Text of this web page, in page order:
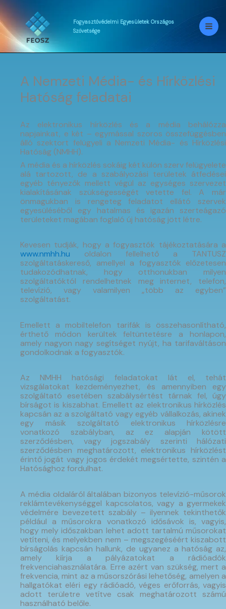
Skip
to
content
Fogyasztóvédelmi Egyesületek Országos
Szövetsége
A Nemzeti Média- és Hírközlési
Hatóság feladatai
Az elektronikus hírközlés és a média behálózza
napjainkat, e két – egymással szoros összefüggésben
álló szektort felügyeli a Nemzeti Média- és Hírközlési
Hatóság (NMHH).
A média és a hírközlés sokáig két külön szerv felügyelete
alá tartozott, de a szabályozási területek átfedései
egyéb tényezők mellett végül az egységes szervezet
kialakításának szükségességét vetette fel. A már
önmagukban is rengeteg feladatot ellátó szervek
egyesüléséből egy hatalmas és igazán szerteágazó
területeket magában foglaló új hatóság jött létre.
Kevesen tudják, hogy a fogyasztók tájékoztatására a
www.nmhh.hu oldalon fellelhető a TANTUSZ
szolgáltatáskereső, amellyel a fogyasztók előzetesen
tudakozódhatnak, hogy otthonukban milyen
szolgáltatóktól rendelhetnek meg internet, telefon,
televízió, vagy valamilyen „több az egyben”
szolgáltatást.
Emellett a mobiltelefon tarifák is összehasonlítható,
érthető módon kerültek feltüntetésre a honlapon,
amely nagyon nagy segítséget nyújt, ha tarifaváltáson
gondolkodnak a fogyasztók.
Az NMHH hatósági feladatokat lát el, tehát
vizsgálatokat kezdeményezhet, és amennyiben egy
szolgáltató esetében szabálysértést tárnak fel, úgy
bírságot is kiszabhat. Emellett az elektronikus hírközlés
kapcsán az a szolgáltató vagy egyéb vállalkozás, akinek
egy másik szolgáltató elektronikus hírközlésre
vonatkozó szabályban, az ez alapján kötött
szerződésben, vagy jogszabály szerinti hálózati
szerződésben meghatározott, elektronikus hírközlést
érintő jogát vagy jogos érdekét megsértette, szintén a
Hatósághoz fordulhat.
A média oldaláról általában bizonyos televízió-műsorok
reklámtevékenységgel kapcsolatos, vagy a gyermekek
védelmére bevezetett szabály – ilyennek tekinthetők
például a műsorokra vonatkozó idősávok is, vagyis,
hogy mely időszakban lehet adott tartalmú műsorokat
vetíteni, és melyekben nem – megszegéséért kiszabott
bírságolás kapcsán hallunk, de ugyanez a hatóság az,
amely kiírja a pályázatokat a rádióadók
frekvenciahasználatára. Erre azért van szükség, mert a
frekvencia, mint az a műsorszórási lehetőség, amelyen a
hallgatókat eléri egy rádióadó, véges erőforrás, vagyis
adott területre vetítve csak meghatározott számú
használható belőle.